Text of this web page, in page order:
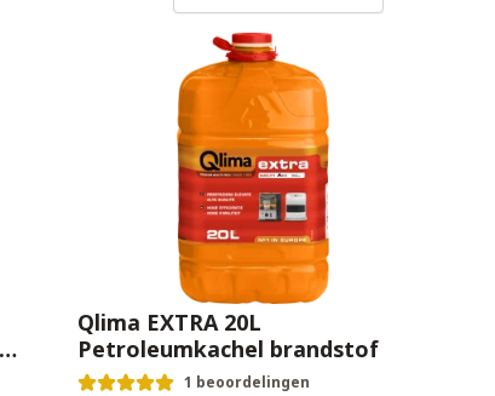
Qlima EXTRA 20L
Petroleumkachel brandstof
1 beoordelingen